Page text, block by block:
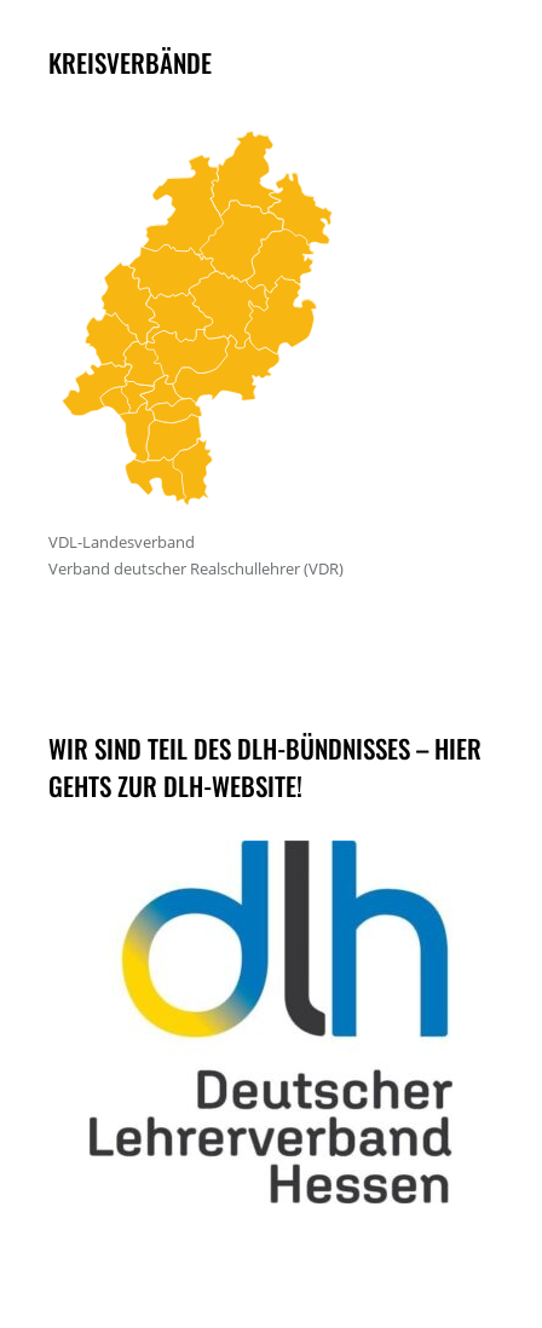
KREISVERBÄNDE
WIR SIND TEIL DES DLH-BÜNDNISSES – HIER
GEHTS ZUR DLH-WEBSITE!